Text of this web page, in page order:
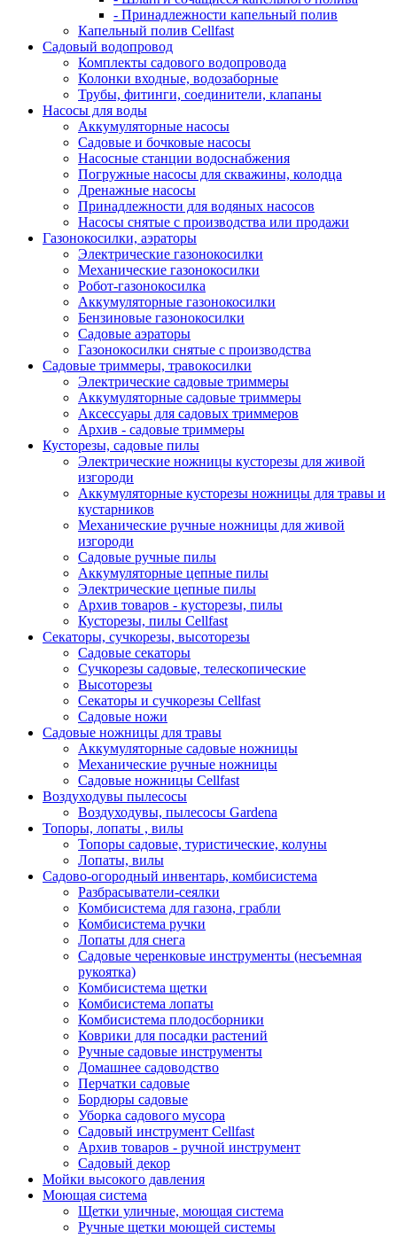
- Принадлежности капельный полив
Капельный полив Cellfast
Садовый водопровод
Комплекты садового водопровода
Колонки входные, водозаборные
Трубы, фитинги, соединители, клапаны
Насосы для воды
Аккумуляторные насосы
Садовые и бочковые насосы
Насосные станции водоснабжения
Погружные насосы для скважины, колодца
Дренажные насосы
Принадлежности для водяных насосов
Насосы снятые с производства или продажи
Газонокосилки, аэраторы
Электрические газонокосилки
Механические газонокосилки
Робот-газонокосилка
Аккумуляторные газонокосилки
Бензиновые газонокосилки
Садовые аэраторы
Газонокосилки снятые с производства
Садовые триммеры, травокосилки
Электрические садовые триммеры
Аккумуляторные садовые триммеры
Аксессуары для садовых триммеров
Архив - садовые триммеры
Кусторезы, садовые пилы
Электрические ножницы кусторезы для живой
изгороди
Аккумуляторные кусторезы ножницы для травы и
кустарников
Механические ручные ножницы для живой
изгороди
Садовые ручные пилы
Аккумуляторные цепные пилы
Электрические цепные пилы
Архив товаров - кусторезы, пилы
Кусторезы, пилы Cellfast
Секаторы, сучкорезы, высоторезы
Садовые секаторы
Сучкорезы садовые, телескопические
Высоторезы
Секаторы и сучкорезы Cellfast
Садовые ножи
Садовые ножницы для травы
Аккумуляторные садовые ножницы
Механические ручные ножницы
Садовые ножницы Cellfast
Воздуходувы пылесосы
Воздуходувы, пылесосы Gardena
Топоры, лопаты , вилы
Топоры садовые, туристические, колуны
Лопаты, вилы
Садово-огородный инвентарь, комбисистема
Разбрасыватели-сеялки
Комбисистема для газона, грабли
Комбисистема ручки
Лопаты для снега
Садовые черенковые инструменты (несъемная
рукоятка)
Комбисистема щетки
Комбисистема лопаты
Комбисистема плодосборники
Коврики для посадки растений
Ручные садовые инструменты
Домашнее садоводство
Перчатки садовые
Бордюры садовые
Уборка садового мусора
Садовый инструмент Cellfast
Архив товаров - ручной инструмент
Садовый декор
Мойки высокого давления
Моющая система
Щетки уличные, моющая система
Ручные щетки моющей системы